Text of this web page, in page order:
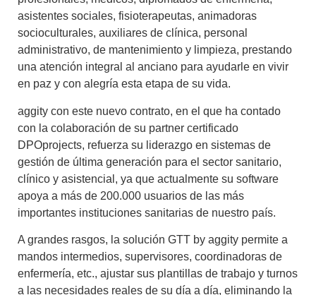
asistentes sociales, fisioterapeutas, animadoras
socioculturales, auxiliares de clínica, personal
administrativo, de mantenimiento y limpieza, prestando
una atención integral al anciano para ayudarle en vivir
en paz y con alegría esta etapa de su vida.
aggity con este nuevo contrato, en el que ha contado
con la colaboración de su partner certificado
DPOprojects, refuerza su liderazgo en sistemas de
gestión de última generación para el sector sanitario,
clínico y asistencial, ya que actualmente su software
apoya a más de 200.000 usuarios de las más
importantes instituciones sanitarias de nuestro país.
A grandes rasgos, la solución GTT by aggity permite a
mandos intermedios, supervisores, coordinadoras de
enfermería, etc., ajustar sus plantillas de trabajo y turnos
a las necesidades reales de su día a día, eliminando la